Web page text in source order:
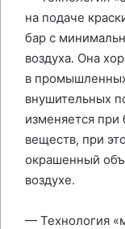
на подаче
бар с
воздуха. Она
в
внушительных
изменяется
веществ, при
окрашенный
воздухе.
— Технология